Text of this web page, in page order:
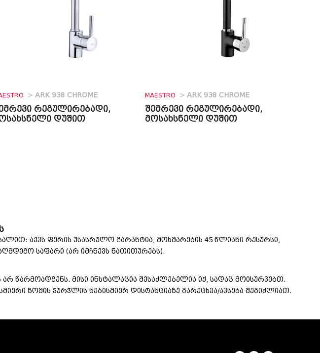
> ARK 938 CHROME
რეგულირებადი,
დუშით
MAESTRO > ARK 938 CHROME
შემრევი რეგულირებადი,
მოსახსნელი დუშით
აქვს ფერის უსასრულო გარანტია, მოხმარების 45 წლიანი რესურსი,
საფარი (არ იმჩნევს ნათითურებს).
არ წარმოადგენს. მისი ინსტალაცია შესაძლებელია იქ, სადაც მოისურვებთ.
ზომის ჭურჭლის ნებისმიერ დისტანციაზე გარეცხვა/ავსება შეგიძლიათ.